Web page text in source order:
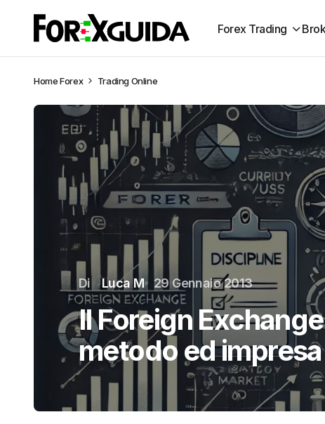
Forex Trading
HomeForex Trading Online
Di Luca M 29 Gennaio 2013
Il Foreign
metodo ed impresa